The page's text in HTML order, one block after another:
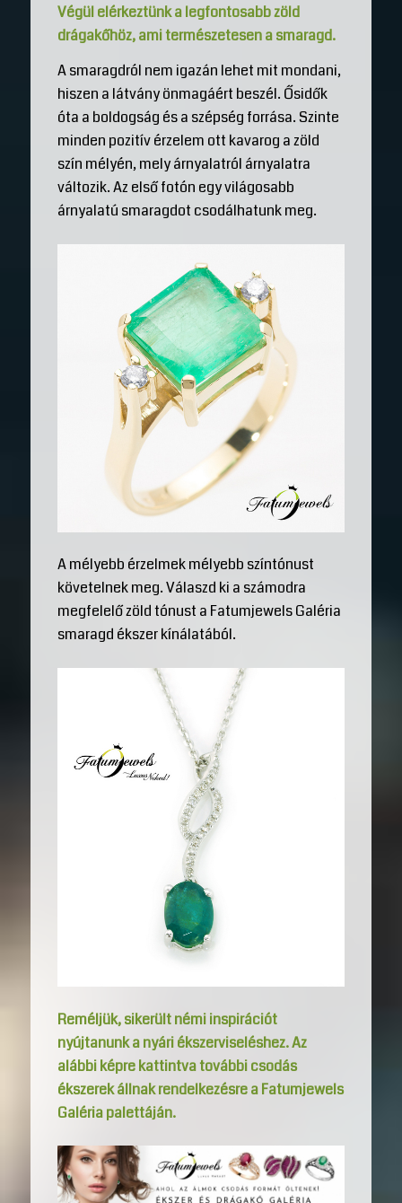
Végül elérkeztünk a legfontosabb zöld
drágakőhöz, ami természetesen a smaragd.
A smaragdról nem igazán lehet mit mondani,
hiszen a látvány önmagáért beszél. Ősidők
óta a boldogság és a szépség forrása. Szinte
minden pozitív érzelem ott kavarog a zöld
szín mélyén, mely árnyalatról árnyalatra
változik. Az első fotón egy világosabb
árnyalatú smaragdot csodálhatunk meg.
A mélyebb érzelmek mélyebb színtónust
követelnek meg. Válaszd ki a számodra
megfelelő zöld tónust a Fatumjewels Galéria
smaragd ékszer kínálatából.
Reméljük, sikerült némi inspirációt
nyújtanunk a nyári ékszerviseléshez. Az
alábbi képre kattintva további csodás
ékszerek állnak rendelkezésre a Fatumjewels
Galéria palettáján.